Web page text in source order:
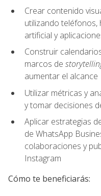
Crear contenido
utilizando teléfonos,
artificial y
Construir
marcos de
aumentar el alcance
Utilizar métricas y
y tomar decisiones
Aplicar estrategias
de WhatsApp
colaboraciones y
Instagram
Cómo te beneficiarás: